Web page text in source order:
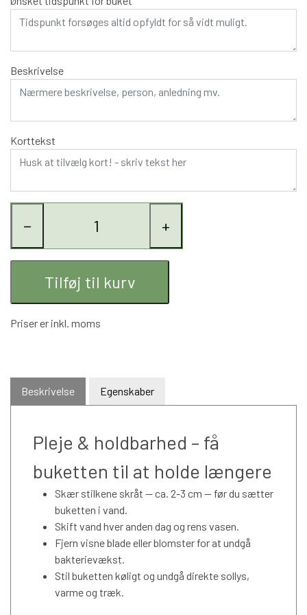
Sådan bestiller du
Beskrivelse
Korttekst
− +
Tilføj til kurv
Priser er inkl. moms
Beskrivelse Egenskaber
Pleje & holdbarhed – få
buketten til at holde længere
Skær stilkene skråt — ca. 2-3 cm — før du sætter
buketten i vand.
Skift vand hver anden dag og rens vasen.
Fjern visne blade eller blomster for at undgå
bakterievækst.
Stil buketten køligt og undgå direkte sollys,
varme og træk.